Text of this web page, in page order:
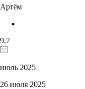
Артём
9,7
июль 2025
26 июля 2025